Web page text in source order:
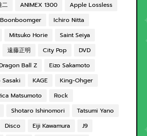
二 ANIMEX 1300
Apple Lossless
Ichiro Nitta
Mitsuko Horie
Saint Seiya
遠藤正明 City Pop
DVD
Ball Z
Eizo Sakamoto
Sasaki KAGE
King-Ohger
Matsumoto
Rock
Shotaro Ishinomori
Tatsumi Yano
Disco Eiji Kawamura
J9